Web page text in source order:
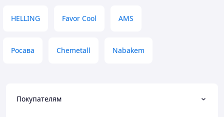
HELLING Favor Cool AMS
Росава Chemetall Nabakem
Покупателям